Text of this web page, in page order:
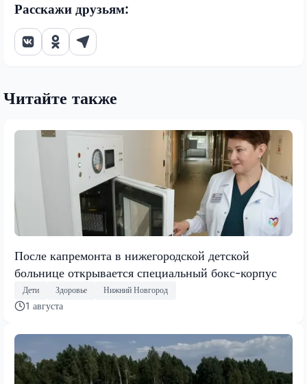
Расскажи друзьям:
Читайте также
После капремонта в нижегородской детской
больнице открывается специальный бокс-корпус
Дети Здоровье Нижний Новгород
1 августа